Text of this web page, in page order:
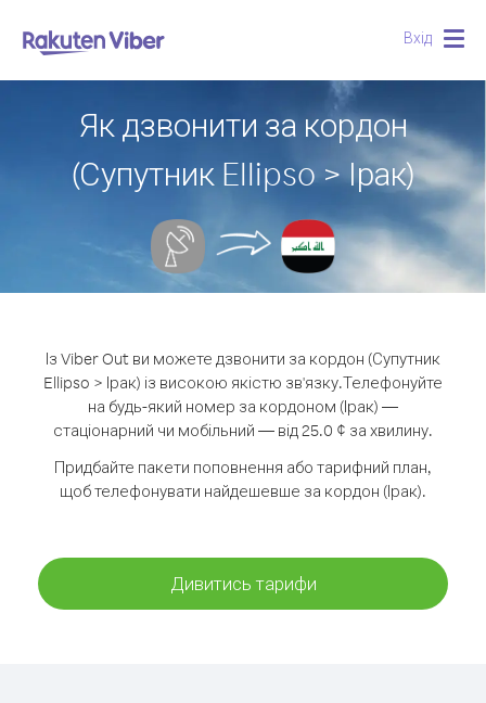
Вхід
Як дзвонити за кордон
(Супутник Ellipso > Ірак)
Із Viber Out ви можете дзвонити за кордон (Супутник
Ellipso > Ірак) із високою якістю зв'язку.Телефонуйте
на будь-який номер за кордоном (Ірак) —
стаціонарний чи мобільний — від 25.0 ¢ за хвилину.
Придбайте пакети поповнення або тарифний план,
щоб телефонувати найдешевше за кордон (Ірак).
Дивитись тарифи